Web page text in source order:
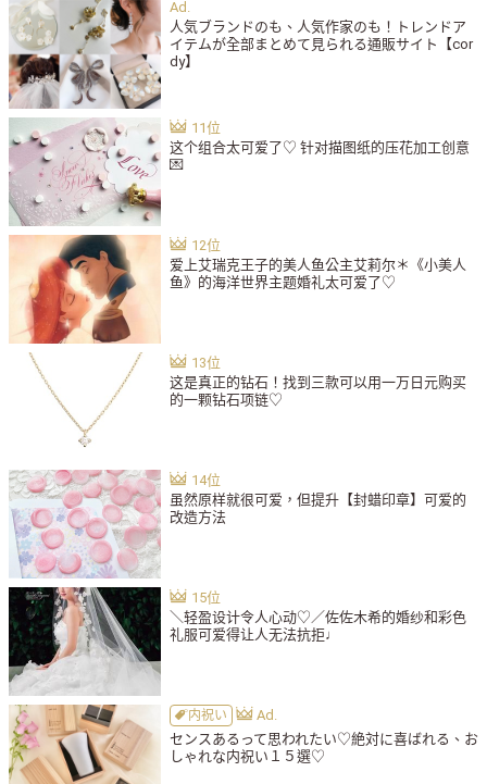
人気ブランドのも、人気作家のも！トレンドア
イテムが全部まとめて見られる通販サイト【cor
dy】
这个组合太可爱了♡ 针对描图纸的压花加工创意
💌
爱上艾瑞克王子的美人鱼公主艾莉尔＊《小美人
鱼》的海洋世界主题婚礼太可爱了♡
这是真正的钻石！找到三款可以用一万日元购买
的一颗钻石项链♡
虽然原样就很可爱，但提升【封蜡印章】可爱的
改造方法
＼轻盈设计令人心动♡／佐佐木希的婚纱和彩色
礼服可爱得让人无法抗拒♩
内祝い
センスあるって思われたい♡絶対に喜ばれる、お
しゃれな内祝い１５選♡